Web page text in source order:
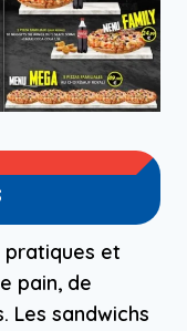
pratiques et
pain, de
Les sandwichs